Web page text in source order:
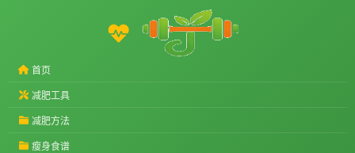
首页
减肥工具
减肥方法
瘦身食谱